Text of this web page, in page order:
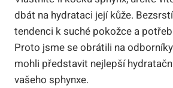
dbát na hydrataci její kůže.
tendenci k suché pokožce a
Proto jsme se obrátili na
mohli představit nejlepší
vašeho sphynxe.